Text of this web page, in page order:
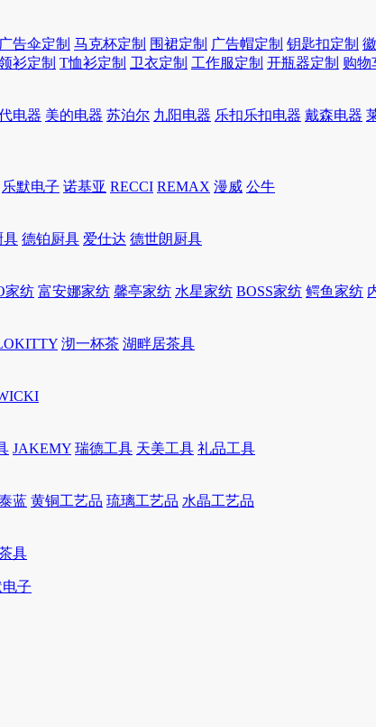
广告伞定制 马克杯定制 围裙定制 广告帽定制 钥匙扣定制
衫定制 T恤衫定制 卫衣定制 工作服定制 开瓶器定制 购物
电器 美的电器 苏泊尔 九阳电器 乐扣乐扣电器 戴森电器
乐默电子 诺基亚 RECCI REMAX 漫威 公牛
具 德铂厨具 爱仕达 德世朗厨具
家纺 富安娜家纺 馨亭家纺 水星家纺 BOSS家纺 鳄鱼家纺
沏一杯茶 湖畔居茶具
JAKEMY 瑞德工具 天美工具 礼品工具
蓝 黄铜工艺品 琉璃工艺品 水晶工艺品
具
电子